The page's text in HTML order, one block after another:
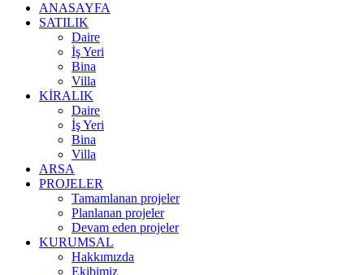
ANASAYFA
SATILIK
Daire
İş Yeri
Bina
Villa
KİRALIK
Daire
İş Yeri
Bina
Villa
ARSA
PROJELER
Tamamlanan projeler
Planlanan projeler
Devam eden projeler
KURUMSAL
Hakkımızda
Ekibimiz